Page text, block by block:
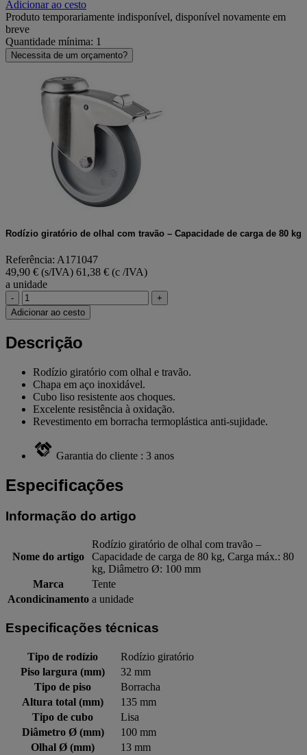
Adicionar ao cesto
Produto temporariamente indisponível, disponível novamente em
breve
Quantidade mínima: 1
Necessita de um orçamento?
Rodízio giratório de olhal com travão – Capacidade de carga de 80 kg
Referência: A171047
49,90 € (s/IVA) 61,38 € (c /IVA)
a unidade
-
+
Adicionar ao cesto
Descrição
Rodízio giratório com olhal e travão.
Chapa em aço inoxidável.
Cubo liso resistente aos choques.
Excelente resistência à oxidação.
Revestimento em borracha termoplástica anti-sujidade.
Garantia do cliente : 3 anos
Especificações
Informação do artigo
Nome do artigo
Rodízio giratório de olhal com travão –
Capacidade de carga de 80 kg, Carga máx.: 80
kg, Diâmetro Ø: 100 mm
Marca
Tente
Acondicinamento a unidade
Especificações técnicas
Tipo de rodízio
Rodízio giratório
Piso largura (mm)
32 mm
Tipo de piso
Borracha
Altura total (mm)
135 mm
Tipo de cubo
Lisa
Diâmetro Ø (mm)
100 mm
Olhal Ø (mm)
13 mm